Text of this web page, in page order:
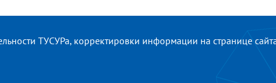
ТУСУРа, корректировки информации на странице